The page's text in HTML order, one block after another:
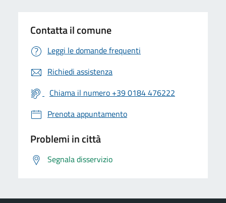
Contatta il comune
Leggi le domande frequenti
Richiedi assistenza
Chiama il numero +39 0184 476222
Prenota appuntamento
Problemi in città
Segnala disservizio